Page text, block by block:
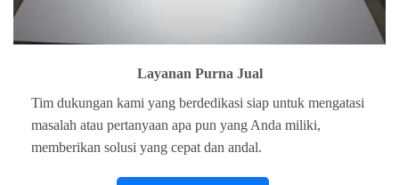
Layanan Purna Jual
Tim dukungan kami yang berdedikasi siap untuk mengatasi
masalah atau pertanyaan apa pun yang Anda miliki,
memberikan solusi yang cepat dan andal.